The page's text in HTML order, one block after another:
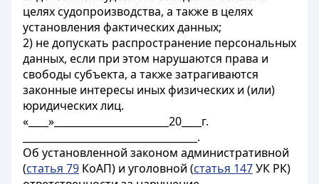
целях судопроизводства, а также в целях
установления фактических данных;
2) не допускать распространение персональных
данных, если при этом нарушаются права и
свободы субъекта, а также затрагиваются
законные интересы иных физических и (или)
юридических лиц.
«____»_______________________20____г.
___________________________________.
Об установленной законом административной
(статья 79 КоАП) и уголовной (статья 147УК РК)